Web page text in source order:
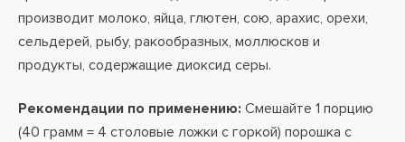
производит молоко, яйца, глютен, сою, арахис, орехи,
сельдерей, рыбу, ракообразных, моллюсков и
продукты, содержащие диоксид серы.
Рекомендации по применению: Смешайте 1 порцию
(40 грамм = 4 столовые ложки с горкой) порошка с